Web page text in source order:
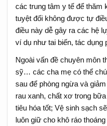
các trung tâm y tế để thăm
tuyệt đối không được tự
điều này dễ gây ra các hệ
ví dụ như tai biến, tác dụng
Ngoài vấn đề chuyên môn
sỹ… các cha mẹ có thể
sau để phòng ngừa và
rau xanh, chất xơ trong
tiêu hóa tốt; Vệ sinh sạch
luôn giữ cho khô ráo